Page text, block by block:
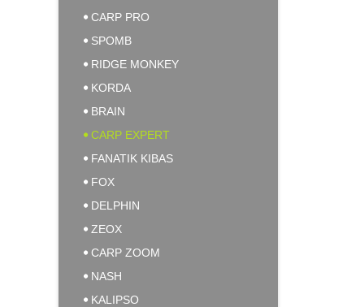
CARP PRO
SPOMB
RIDGE MONKEY
KORDA
BRAIN
CARP EXPERT
FANATIK KIBAS
FOX
DELPHIN
ZEOX
CARP ZOOM
NASH
KALIPSO